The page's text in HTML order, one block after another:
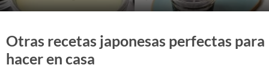
Otras recetas japonesas perfectas para
hacer en casa